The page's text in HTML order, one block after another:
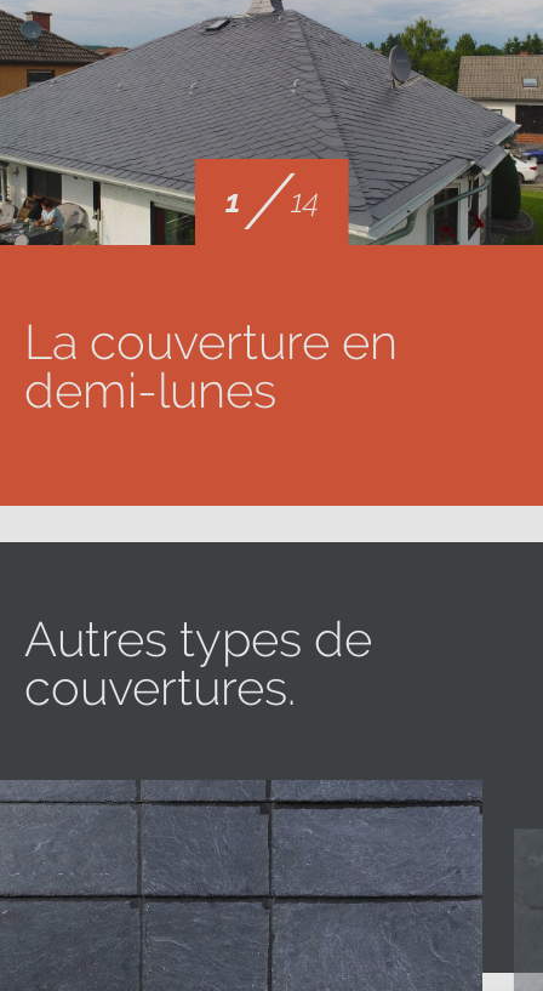
La couverture en
demi-lunes
1/14
Autres types de
couvertures.